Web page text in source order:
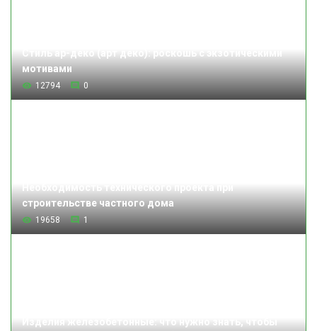
мотивами
12794 0
строительстве частного дома
19658 1